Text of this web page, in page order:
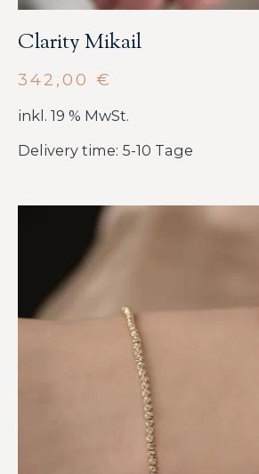
Clarity Mikail
342,00 €
inkl. 19 % MwSt.
Delivery time: 5-10 Tage